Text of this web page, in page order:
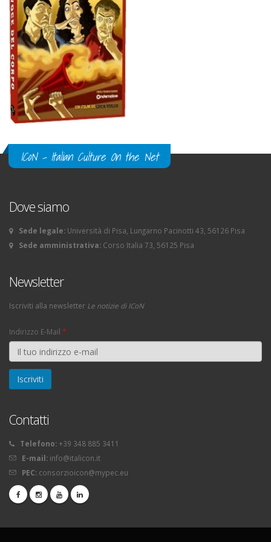
ICoN - Italian Culture On the Net
Dove siamo
Sede legale: Università di Pisa, Lungarno Pacinotti 43, 56126 Pisa
Sede amministrativa: Corso Italia 73, 56125 Pisa
Newsletter
Iscriviti alla newsletter Le notizie di ICoN
Indirizzo E-Mail *
Contatti
Telefono: +39 348 885 3411
E-mail: info@italicon.it
PEC: consorzioicon@mypec.eu